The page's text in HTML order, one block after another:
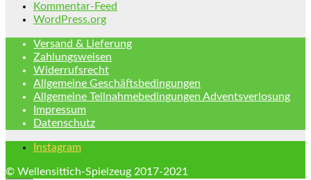
Kommentar-Feed
WordPress.org
Versand & Lieferung
Zahlungsweisen
Widerrufsrecht
Allgemeine Geschäftsbedingungen
Allgemeine Teilnahmebedingungen Adventsverlosung
Impressum
Datenschutz
Instagram
© Wellensittich-Spielzeug 2017-2021